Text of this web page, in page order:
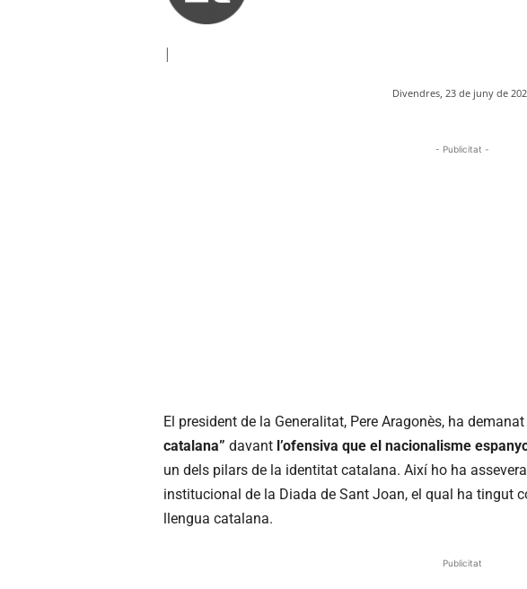
|
Divendres, 23 de juny de
- Publicitat -
El president de la Generalitat, Pere Aragonès, ha demanat
catalana” davant l’ofensiva que el nacionalisme
un dels pilars de la identitat catalana. Així ho ha
institucional de la Diada de Sant Joan, el qual ha tingut
llengua catalana.
Publicitat